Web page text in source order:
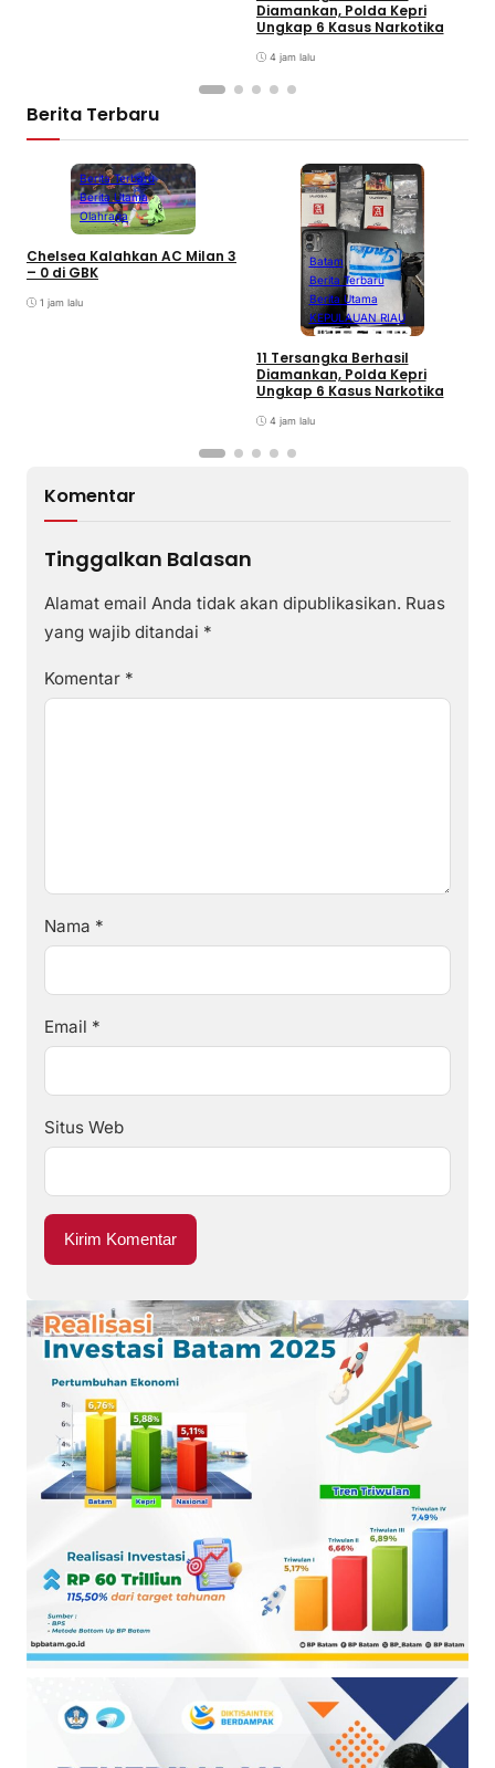
Diamankan, Polda Kepri
Ungkap 6 Kasus Narkotika
4 jam lalu
Berita Terbaru
Berita Terbaru
Berita Utama
Olahraga
Chelsea Kalahkan AC Milan 3
– 0 di GBK
1 jam lalu
Batam
Berita Terbaru
Berita Utama
KEPULAUAN RIAU
11 Tersangka Berhasil
Diamankan, Polda Kepri
Ungkap 6 Kasus Narkotika
4 jam lalu
Komentar
Tinggalkan Balasan
Alamat email Anda tidak akan dipublikasikan. Ruas
yang wajib ditandai *
Komentar *
Nama *
Email *
Situs Web